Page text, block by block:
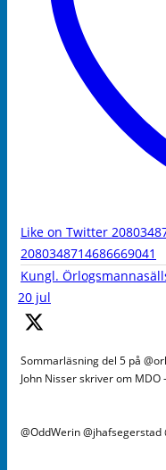
Like on Twitter
2080348714686669041
Kungl.
20 jul
Sommarläsning del 5 på
John Nisser skriver om
@OddWerin @jhafsegerstad